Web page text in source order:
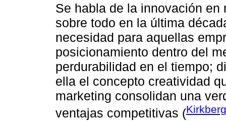
Se habla de la innovación
sobre todo en la última
necesidad para aquellas
posicionamiento dentro del
perdurabilidad en el tiempo;
ella el concepto creatividad
marketing consolidan una
ventajas competitivas (